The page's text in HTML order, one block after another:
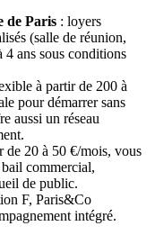
de Paris : loyers
(salle de réunion,
4 ans sous conditions
à partir de 200 à
pour démarrer sans
aussi un réseau
de 20 à 50 €/mois, vous
bail commercial,
de public.
F, Paris&Co
intégré.